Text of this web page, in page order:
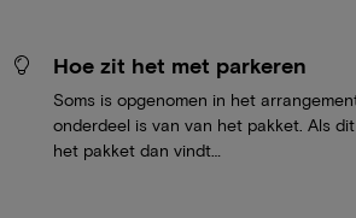
Hoe zit het met parkeren
Soms is opgenomen in het
onderdeel is van van het pakket. Als
het pakket dan vindt…